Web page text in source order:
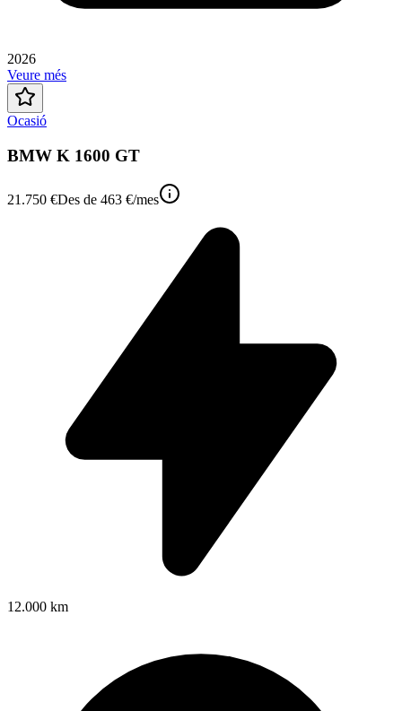
2026
Veure més
Ocasió
BMW K 1600 GT
21.750 €Des de 463 €/mes
12.000 km